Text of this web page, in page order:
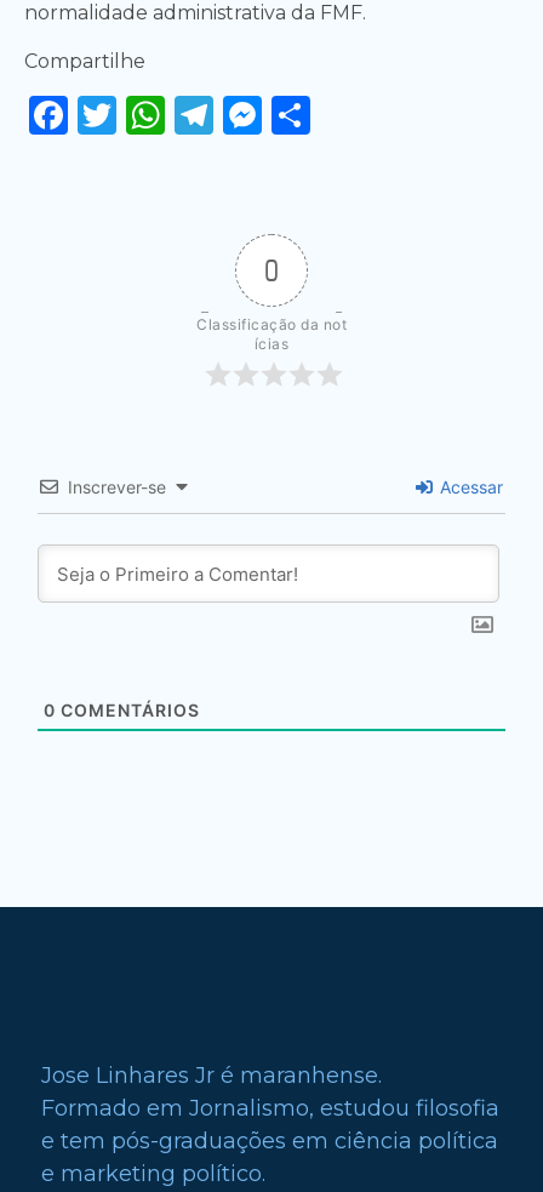
normalidade administrativa da FMF.
Compartilhe
Facebook
Twitter
WhatsApp
Telegram
Messenger
0
Classificação da not
ícias
Inscrever-se Acessar
0 COMENTÁRIOS
Jose Linhares Jr é maranhense.
Formado em Jornalismo, estudou filosofia
e tem pós-graduações em ciência política
e marketing político.